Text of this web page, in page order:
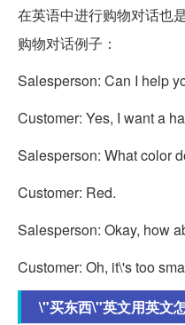
在英语中进行购物对话也
购物对话例子：
Salesperson: Can I help
Customer: Yes, I want a
Salesperson: What color
Customer: Red.
Salesperson: Okay, how
Customer: Oh, it\'s too
\"买东西\"英文用英文